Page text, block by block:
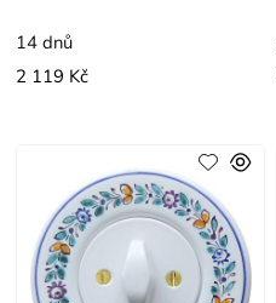
14 dnů
2 119 Kč